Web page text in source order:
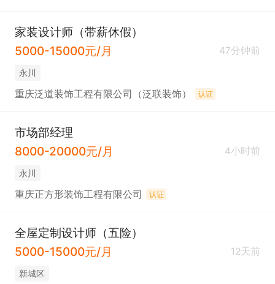
家装设计师（带薪休假）
5000-15000元/月
47分钟前
永川
重庆泛道装饰工程有限公司（泛联装饰） 认证
市场部经理
8000-20000元/月
4小时前
永川
重庆正方形装饰工程有限公司 认证
全屋定制设计师（五险）
5000-15000元/月
12天前
新城区